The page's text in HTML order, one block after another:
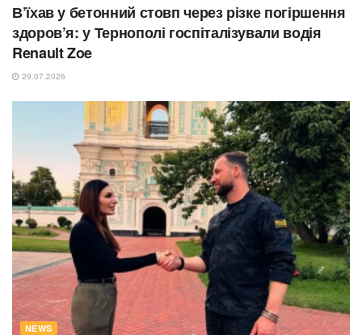
В’їхав у бетонний стовп через різке погіршення
здоров’я: у Тернополі госпіталізували водія
Renault Zoe
29.07.2026
NEWS